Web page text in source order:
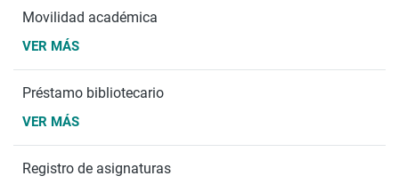
Movilidad académica
VER MÁS
Préstamo bibliotecario
VER MÁS
Registro de asignaturas